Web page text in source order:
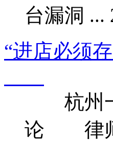
台漏洞 ...
“进店必须
杭州一
论 律师